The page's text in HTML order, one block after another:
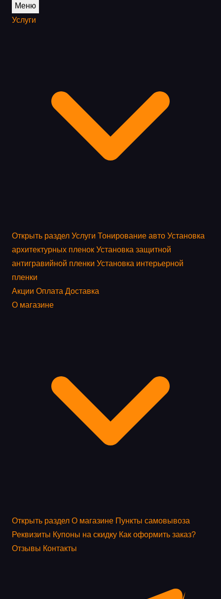
Меню
Услуги
Открыть раздел Услуги Тонирование авто Установка
архитектурных пленок Установка защитной
антигравийной пленки Установка интерьерной
пленки
Акции Оплата Доставка
О магазине
Открыть раздел О магазине Пункты самовывоза
Реквизиты Купоны на скидку Как оформить заказ?
Отзывы Контакты